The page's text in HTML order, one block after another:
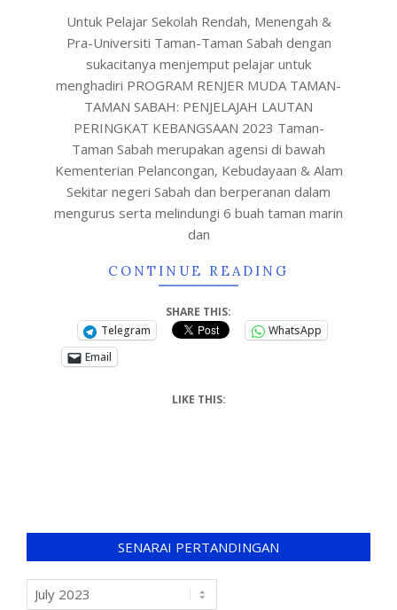
Untuk Pelajar Sekolah Rendah, Menengah &
Pra-Universiti Taman-Taman Sabah dengan
sukacitanya menjemput pelajar untuk
menghadiri PROGRAM RENJER MUDA TAMAN-
TAMAN SABAH: PENJELAJAH LAUTAN
PERINGKAT KEBANGSAAN 2023 Taman-
Taman Sabah merupakan agensi di bawah
Kementerian Pelancongan, Kebudayaan & Alam
Sekitar negeri Sabah dan berperanan dalam
mengurus serta melindungi 6 buah taman marin
dan
CONTINUE READING
SHARE THIS:
Telegram
WhatsApp
Email
LIKE THIS:
SENARAI PERTANDINGAN